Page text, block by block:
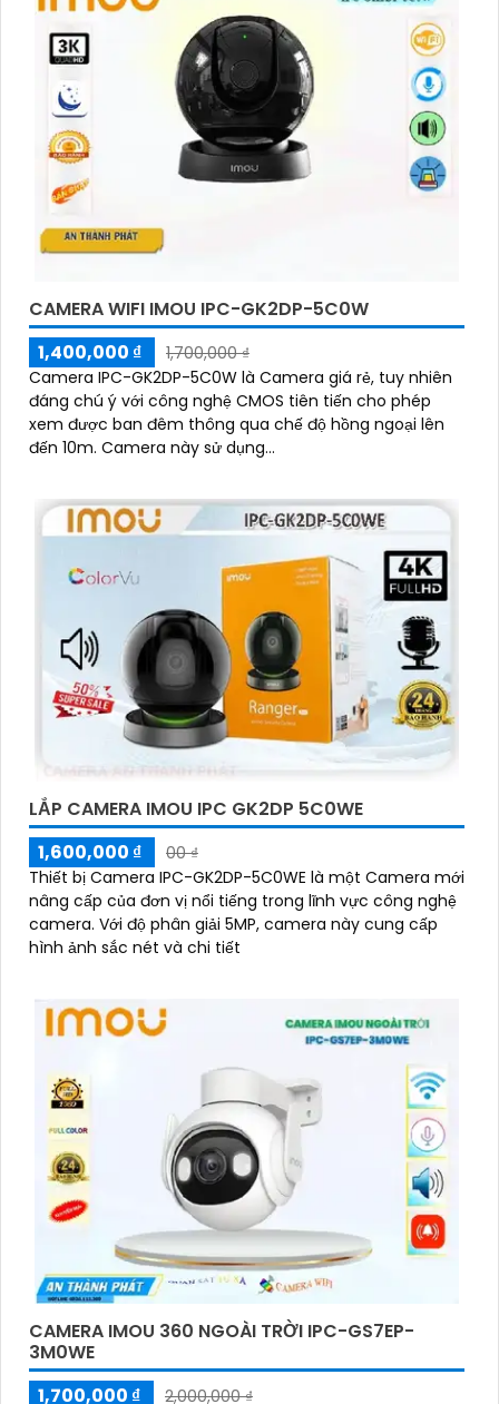
CAMERA WIFI IMOU IPC-GK2DP-5C0W
1,400,000 ₫
1,700,000 ₫
Camera IPC-GK2DP-5C0W là Camera giá rẻ, tuy nhiên
đáng chú ý với công nghệ CMOS tiên tiến cho phép
xem được ban đêm thông qua chế độ hồng ngoại lên
đến 10m. Camera này sử dụng...
LẮP CAMERA IMOU IPC GK2DP 5C0WE
1,600,000 ₫
00 ₫
Thiết bị Camera IPC-GK2DP-5C0WE là một Camera mới
nâng cấp của đơn vị nổi tiếng trong lĩnh vực công nghệ
camera. Với độ phân giải 5MP, camera này cung cấp
hình ảnh sắc nét và chi tiết
CAMERA IMOU 360 NGOÀI TRỜI IPC-GS7EP-
3M0WE
1,700,000 ₫
2,000,000 ₫